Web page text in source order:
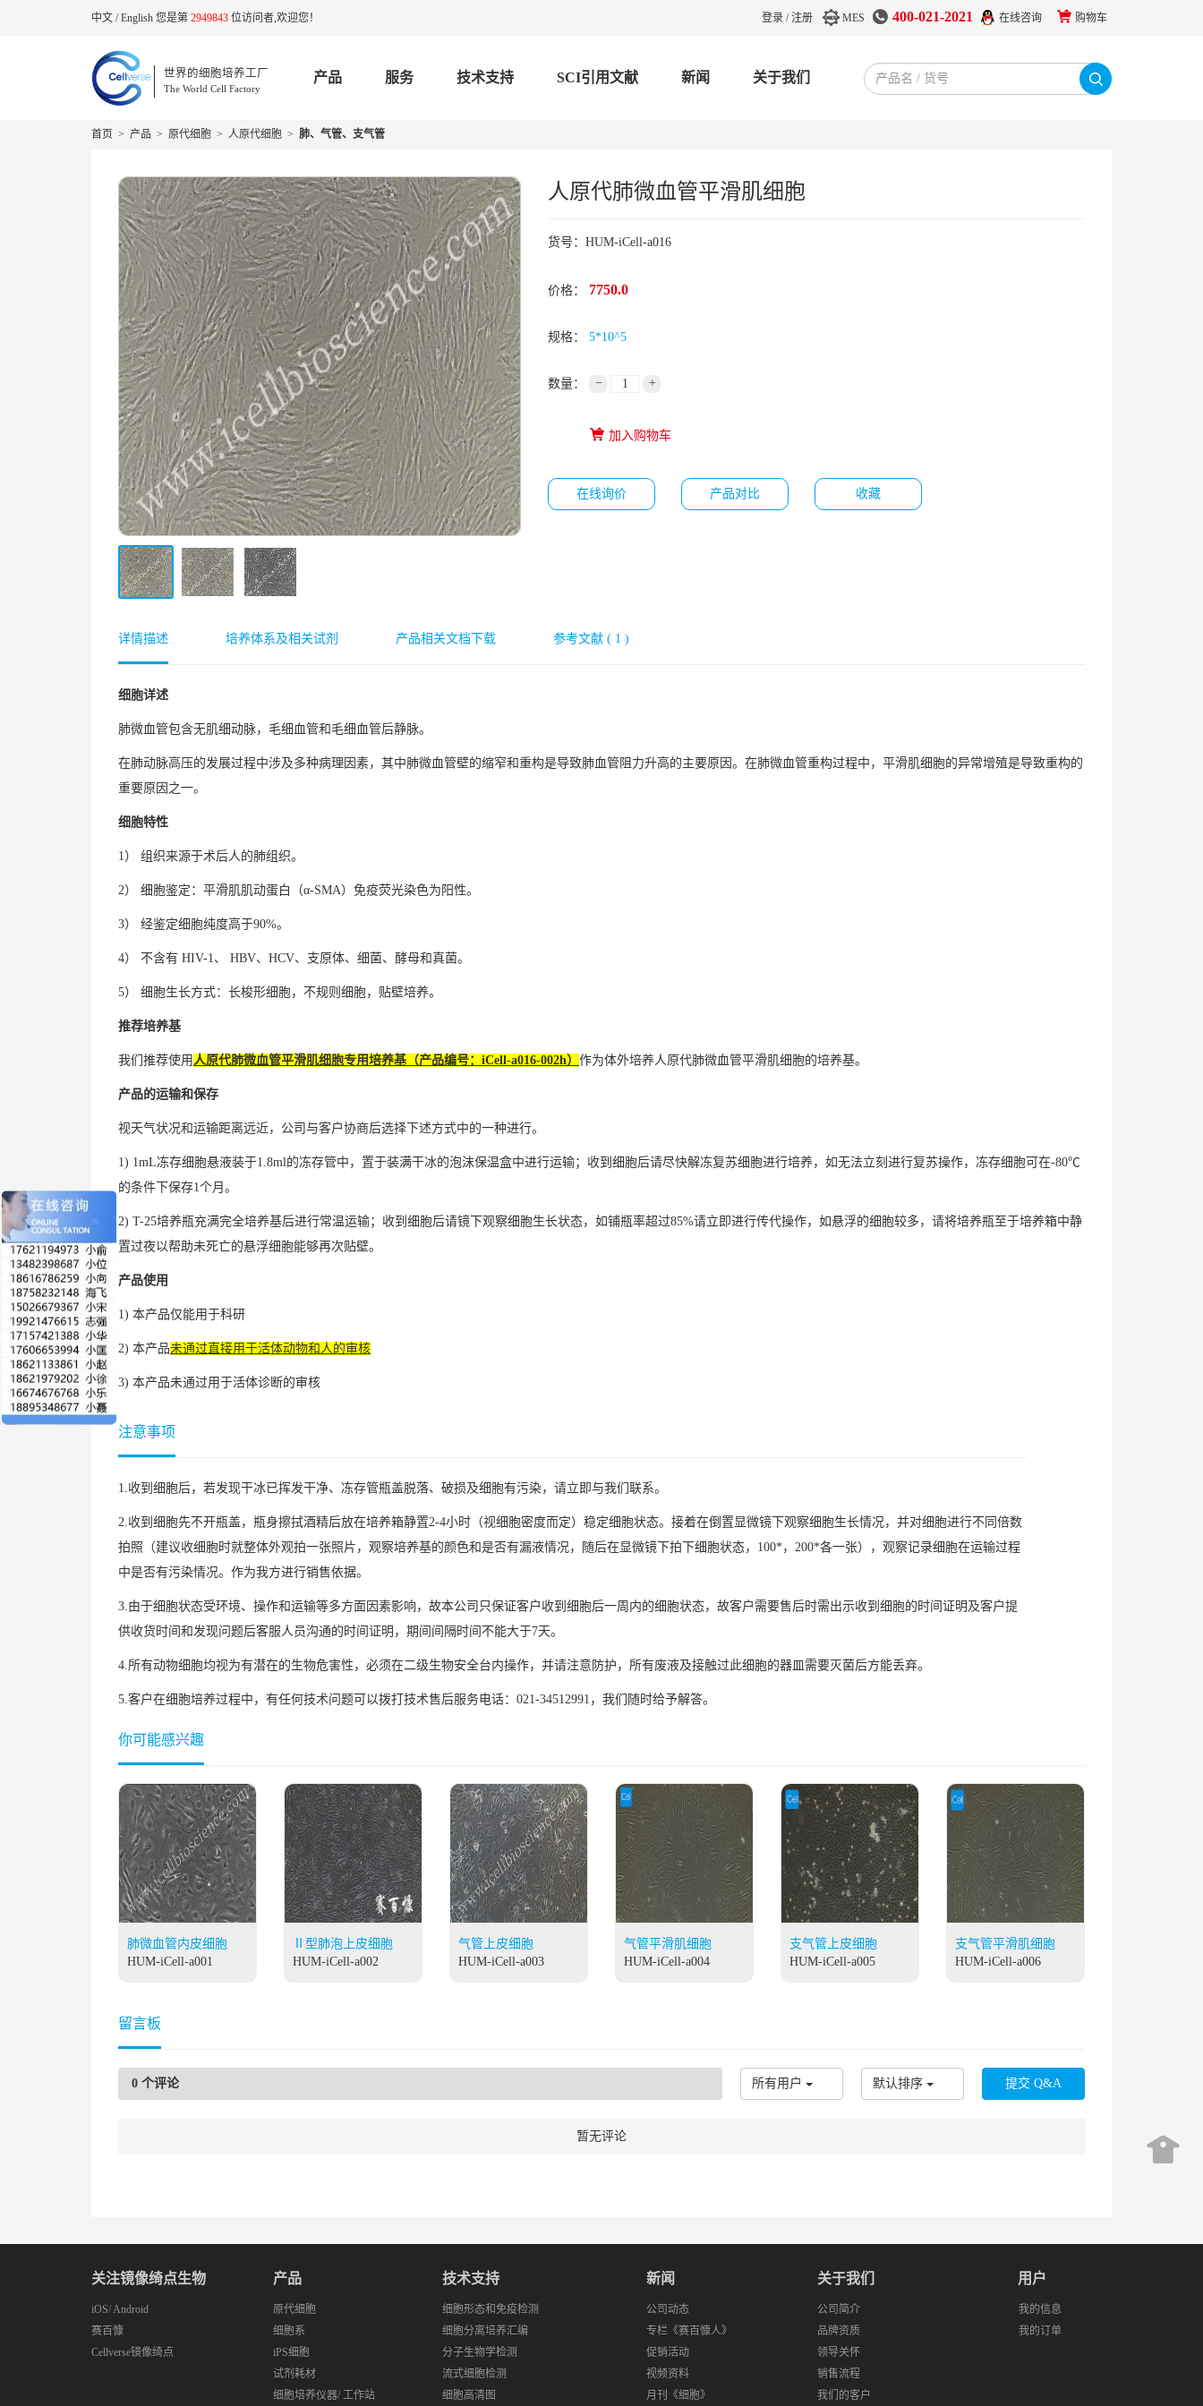
中文 /English 您是第 2949843 位访问者,欢迎您！ 登录 /注册 MES 400-021-2021 在线咨询 购物车
世界的细胞培养工厂
The World Cell Factory
产品 服务 技术支持 SCI引用文献 新闻 关于我们
首页 > 产品 > 原代细胞 > 人原代细胞 > 肺、气管、支气管
人原代肺微血管平滑肌细胞
货号：HUM-iCell-a016
价格： 7750.0
规格： 5*10^5
数量： − +
加入购物车
在线询价 产品对比 收藏
详情描述 培养体系及相关试剂 产品相关文档下载 参考文献 ( 1 )
细胞详述
肺微血管包含无肌细动脉，毛细血管和毛细血管后静脉。
在肺动脉高压的发展过程中涉及多种病理因素，其中肺微血管壁的缩窄和重构是导致肺血管阻力升高的主要原因。在肺微血管重构过程中，平滑肌细胞的异常增殖是导致重构的
重要原因之一。
细胞特性
1） 组织来源于术后人的肺组织。
2） 细胞鉴定：平滑肌肌动蛋白（α-SMA）免疫荧光染色为阳性。
3） 经鉴定细胞纯度高于90%。
4） 不含有 HIV-1、 HBV、HCV、支原体、细菌、酵母和真菌。
5） 细胞生长方式：长梭形细胞，不规则细胞，贴壁培养。
推荐培养基
我们推荐使用人原代肺微血管平滑肌细胞专用培养基（产品编号：iCell-a016-002h） 作为体外培养人原代肺微血管平滑肌细胞的培养基。
产品的运输和保存
视天气状况和运输距离远近，公司与客户协商后选择下述方式中的一种进行。
1) 1mL冻存细胞悬液装于1.8ml的冻存管中，置于装满干冰的泡沫保温盒中进行运输；收到细胞后请尽快解冻复苏细胞进行培养，如无法立刻进行复苏操作，冻存细胞可在-80℃
的条件下保存1个月。
2) T-25培养瓶充满完全培养基后进行常温运输；收到细胞后请镜下观察细胞生长状态，如铺瓶率超过85%请立即进行传代操作，如悬浮的细胞较多，请将培养瓶至于培养箱中静
置过夜以帮助未死亡的悬浮细胞能够再次贴壁。
产品使用
1) 本产品仅能用于科研
2) 本产品未通过直接用于活体动物和人的审核
3) 本产品未通过用于活体诊断的审核
注意事项
1.收到细胞后，若发现干冰已挥发干净、冻存管瓶盖脱落、破损及细胞有污染，请立即与我们联系。
2.收到细胞先不开瓶盖，瓶身擦拭酒精后放在培养箱静置2-4小时（视细胞密度而定）稳定细胞状态。接着在倒置显微镜下观察细胞生长情况，并对细胞进行不同倍数
拍照（建议收细胞时就整体外观拍一张照片，观察培养基的颜色和是否有漏液情况，随后在显微镜下拍下细胞状态，100*，200*各一张），观察记录细胞在运输过程
中是否有污染情况。作为我方进行销售依据。
3.由于细胞状态受环境、操作和运输等多方面因素影响，故本公司只保证客户收到细胞后一周内的细胞状态，故客户需要售后时需出示收到细胞的时间证明及客户提
供收货时间和发现问题后客服人员沟通的时间证明，期间间隔时间不能大于7天。
4.所有动物细胞均视为有潜在的生物危害性，必须在二级生物安全台内操作，并请注意防护，所有废液及接触过此细胞的器皿需要灭菌后方能丢弃。
5.客户在细胞培养过程中，有任何技术问题可以拨打技术售后服务电话：021-34512991，我们随时给予解答。
你可能感兴趣
肺微血管内皮细胞
HUM-iCell-a001
Ⅱ型肺泡上皮细胞
HUM-iCell-a002
气管上皮细胞
HUM-iCell-a003
气管平滑肌细胞
HUM-iCell-a004
支气管上皮细胞
HUM-iCell-a005
支气管平滑肌细胞
HUM-iCell-a006
留言板
0 个评论 所有用户 默认排序
暂无评论
关注镜像绮点生物
iOS/Android
赛百慷
Cellverse镜像绮点
产品
原代细胞
细胞系
iPS细胞
试剂耗材
细胞培养仪器/ 工作站
技术支持
细胞形态和免疫检测
细胞分离培养汇编
分子生物学检测
流式细胞检测
细胞高清图
新闻
公司动态
专栏《赛百慷人》
促销活动
视频资料
月刊《细胞》
关于我们
公司简介
品牌资质
领导关怀
销售流程
我们的客户
用户
我的信息
我的订单